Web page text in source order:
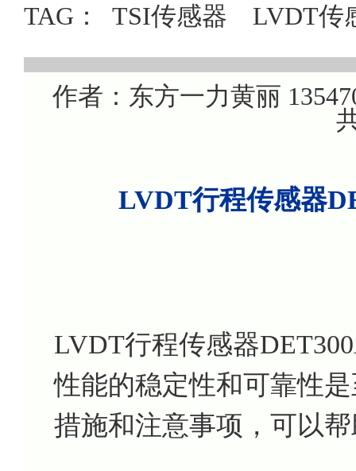
TAG： TSI传感器 LVDT传
作者：东方一力黄丽
LVDT行程传感器
LVDT行程传感器
性能的稳定性和可靠性
措施和注意事项，可以